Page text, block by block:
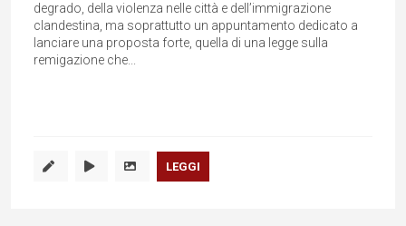
degrado, della violenza nelle città e dell’immigrazione
clandestina, ma soprattutto un appuntamento dedicato a
lanciare una proposta forte, quella di una legge sulla
remigazione che...
LEGGI